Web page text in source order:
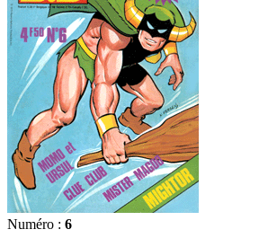
Numéro : 6